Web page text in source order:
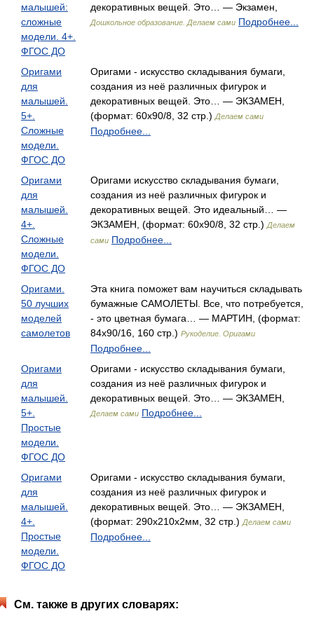
малышей:
сложные
модели. 4+.
ФГОС ДО
декоративных вещей. Это… — Экзамен,
Дошкольное образование. Делаем сами Подробнее...
Оригами
для
малышей.
5+.
Сложные
модели.
ФГОС ДО
Оригами - искусство складывания бумаги,
создания из неё различных фигурок и
декоративных вещей. Это… — ЭКЗАМЕН,
(формат: 60x90/8, 32 стр.) Делаем сами
Подробнее...
Оригами
для
малышей.
4+.
Сложные
модели.
ФГОС ДО
Оригами искусство складывания бумаги,
создания из неё различных фигурок и
декоративных вещей. Это идеальный… —
ЭКЗАМЕН, (формат: 60x90/8, 32 стр.) Делаем
сами Подробнее...
Оригами.
50 лучших
моделей
самолетов
Эта книга поможет вам научиться складывать
бумажные САМОЛЕТЫ. Все, что потребуется,
- это цветная бумага… — МАРТИН, (формат:
84x90/16, 160 стр.) Рукоделие. Оригами
Подробнее...
Оригами
для
малышей.
5+.
Простые
модели.
ФГОС ДО
Оригами - искусство складывания бумаги,
создания из неё различных фигурок и
декоративных вещей. Это… — ЭКЗАМЕН,
Делаем сами Подробнее...
Оригами
для
малышей.
4+.
Простые
модели.
ФГОС ДО
Оригами - искусство складывания бумаги,
создания из неё различных фигурок и
декоративных вещей. Это… — ЭКЗАМЕН,
(формат: 290x210x2мм, 32 стр.) Делаем сами
Подробнее...
См. также в других словарях: